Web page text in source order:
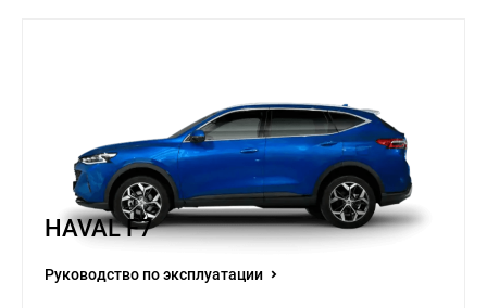
HAVAL F7
Руководство по эксплуатации